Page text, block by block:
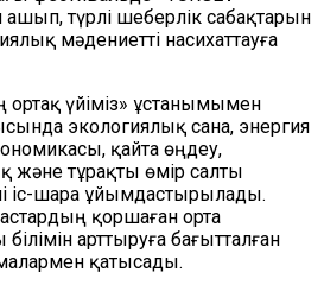
түрлі шеберлік сабақтарын
мәдениетті насихаттауға
үйіміз» ұстанымымен
экологиялық сана, энергия
қайта өңдеу,
және тұрақты өмір салты
іс-шара ұйымдастырылады.
қоршаған орта
арттыруға бағытталған
қатысады.